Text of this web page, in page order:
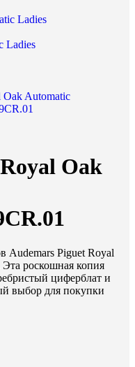
Ladies
Oak
Audemars Piguet Royal
роскошная копия
циферблат и
выбор для покупки